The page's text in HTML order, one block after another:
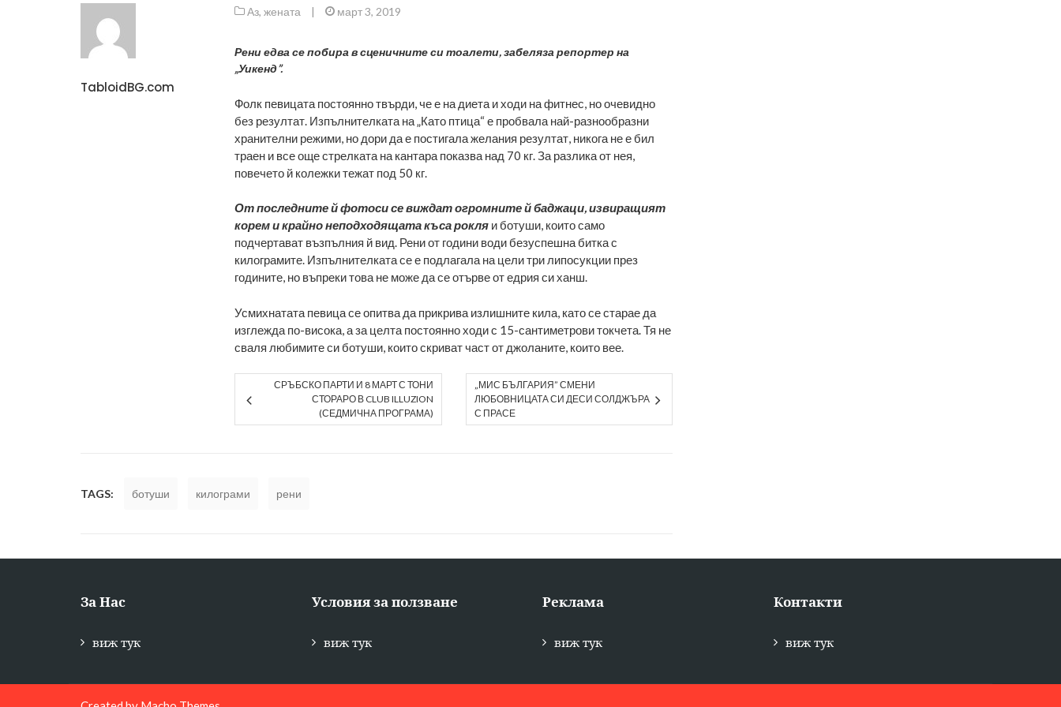
TabloidBG.com
Аз, жената | март 3, 2019
Рени едва се побира в сценичните си тоалети, забеляза репортер на
„Уикенд”.
Фолк певицата постоянно твърди, че е на диета и ходи на фитнес, но очевидно
без резултат. Изпълнителката на „Като птица“ е пробвала най-разнообразни
хранителни режими, но дори да е постигала желания резултат, никога не е бил
траен и все още стрелката на кантара показва над 70 кг. За разлика от нея,
повечето й колежки тежат под 50 кг.
От последните й фотоси се виждат огромните й баджаци, извиращият
корем и крайно неподходящата къса рокля и ботуши, които само
подчертават възпълния й вид. Рени от години води безуспешна битка с
килограмите. Изпълнителката се е подлагала на цели три липосукции през
годините, но въпреки това не може да се отърве от едрия си ханш.
Усмихнатата певица се опитва да прикрива излишните кила, като се старае да
изглежда по-висока, а за целта постоянно ходи с 15-сантиметрови токчета. Тя не
сваля любимите си ботуши, които скриват част от джоланите, които вее.
СРЪБСКО ПАРТИ И 8 МАРТ С ТОНИ
СТОРАРО В CLUB ILLUZION
(СЕДМИЧНА ПРОГРАМА)
„МИС БЪЛГАРИЯ” СМЕНИ
ЛЮБОВНИЦАТА СИ ДЕСИ СОЛДЖЪРА
С ПРАСЕ
TAGS: ботуши килограми рени
За Нас
виж тук
Условия за ползване
виж тук
Реклама
виж тук
Контакти
виж тук